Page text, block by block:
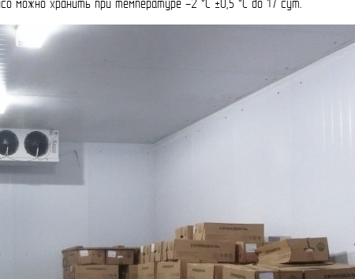
можно хранить при температуре -2 °С ±0,5 °С до 17 сут.